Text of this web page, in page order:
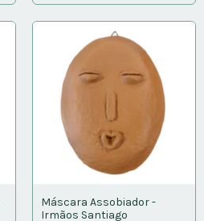
Máscara Assobiador -
Irmãos Santiago